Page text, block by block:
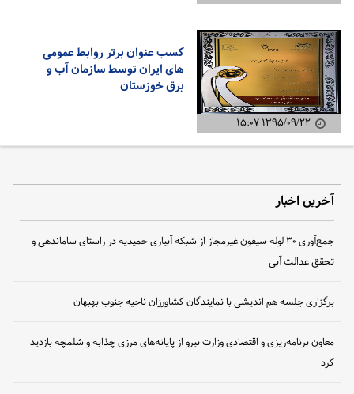
۱۳۹۵/۰۹/۲۲ ۱۵:۰۷
کسب عنوان برتر روابط عمومی
های ایران توسط سازمان آب و
برق خوزستان
آخرین اخبار
جمع‌آوری ۳۰ لوله سیفون غیرمجاز از شبکه آبیاری حمیدیه در راستای ساماندهی و
تحقق عدالت آبی
برگزاری جلسه هم اندیشی با نمایندگان کشاورزان ناحیه جنوب بهبهان
معاون برنامه‌ریزی و اقتصادی وزارت نیرو از پایانه‌های مرزی چذابه و شلمچه بازدید
کرد